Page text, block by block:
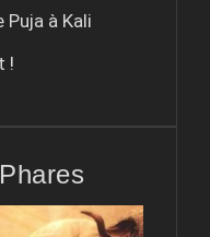
Puja à Kali
!